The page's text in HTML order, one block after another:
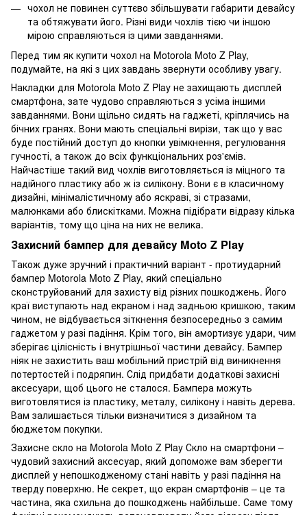
чохол не повинен суттєво збільшувати габарити девайсу
та обтяжувати його. Різні види чохлів тією чи іншою
мірою справляються із цими завданнями.
Перед тим як купити чохол на Motorola Moto Z Play,
подумайте, на які з цих завдань звернути особливу увагу.
Накладки для Motorola Moto Z Play не захищають дисплей
смартфона, зате чудово справляються з усіма іншими
завданнями. Вони щільно сидять на гаджеті, кріплячись на
бічних гранях. Вони мають спеціальні вирізи, так що у вас
буде постійний доступ до кнопки увімкнення, регулювання
гучності, а також до всіх функціональних роз'ємів.
Найчастіше такий вид чохлів виготовляється із міцного та
надійного пластику або ж із силікону. Вони є в класичному
дизайні, мінімалістичному або яскраві, зі стразами,
малюнками або блискітками. Можна підібрати відразу кілька
варіантів, тому що ціна на них не велика.
Захисний бампер для девайсу Moto Z Play
Також дуже зручний і практичний варіант - протиударний
бампер Motorola Moto Z Play, який спеціально
сконструйований для захисту від різних пошкоджень. Його
краї виступають над екраном і над задньою кришкою, таким
чином, не відбувається зіткнення безпосередньо з самим
гаджетом у разі падіння. Крім того, він амортизує удари, чим
зберігає цілісність і внутрішньої частини девайсу. Бампер
ніяк не захистить ваш мобільний пристрій від виникнення
потертостей і подряпин. Слід придбати додаткові захисні
аксесуари, щоб цього не сталося. Бампера можуть
виготовлятися із пластику, металу, силікону і навіть дерева.
Вам залишається тільки визначитися з дизайном та
бюджетом покупки.
Захисне скло на Motorola Moto Z Play Скло на смартфони –
чудовий захисний аксесуар, який допоможе вам зберегти
дисплей у непошкодженому стані навіть у разі падіння на
тверду поверхню. Не секрет, що екран смартфонів – це та
частина, яка схильна до пошкоджень найбільше. Саме тому